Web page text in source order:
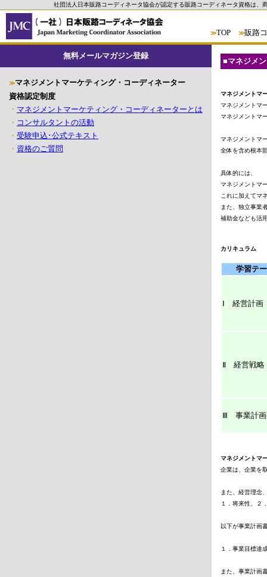
社団法人日本販路コーディネータ協会が認定する販路コーディネータ資格は
≫TOP ≫販路
無料メールマガジン登録
≫マネジメントマーケティング・コーディネーター
資格認定制度
・ マネジメントマーケティング・コーディネーターとは
・ コンサルタントの活動
・ 受験申込･公式テキスト
・ 資格のご質問
■マネジメ
マネジメントマ
マネジメントマ
マネジメントマ
全体を含め根本
具体的には、
マネジメントマ
これに加えてマ
また、独立事業
補助金なども活
カリキュラム
学習テ
Ⅰ 経営計画
Ⅱ 経営戦略
Ⅲ 事業計画
マネジメントマ
企業は、企業を
また、経営理念
１．将来性、２
以下が事業計画
１．事業目標達
また、事業計画